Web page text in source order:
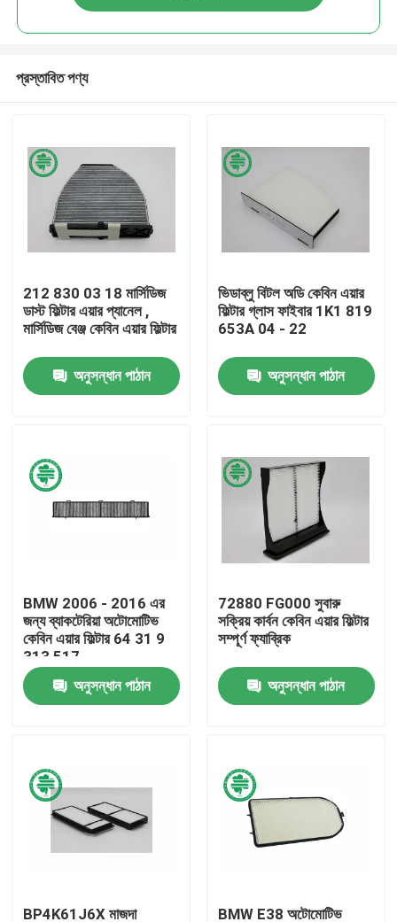
পণ্য
ভিডিও
কারখানা ভ্রমণ
মান নিয়ন্ত্রণ
খবর
স্বয়ংচালিত ইঞ্জিন এয়ার ফিল্টার
স্বয়ংচালিত কেবিন এয়ার ফিল্টার
প্রস্তাবিত পণ্য
212 830 03 18 মার্সিডিজ
ডাস্ট ফিল্টার এয়ার প্যানেল ,
মার্সিডিজ বেঞ্জ কেবিন এয়ার ফিল্টার
অনুসন্ধান পাঠান
ভিডাব্লু বিটল অডি কেবিন এয়ার
ফিল্টার গ্লাস ফাইবার 1K1 819
653A 04 - 22
অনুসন্ধান পাঠান
BMW 2006 - 2016 এর
জন্য ব্যাকটেরিয়া অটোমোটিভ
কেবিন এয়ার ফিল্টার 64 31 9
313 517
অনুসন্ধান পাঠান
72880 FG000 সুবারু
সক্রিয় কার্বন কেবিন এয়ার ফিল্টার
সম্পূর্ণ ফ্যাব্রিক
অনুসন্ধান পাঠান
BP4K61J6X মাজদা BMW E38 অটোমোটিভ